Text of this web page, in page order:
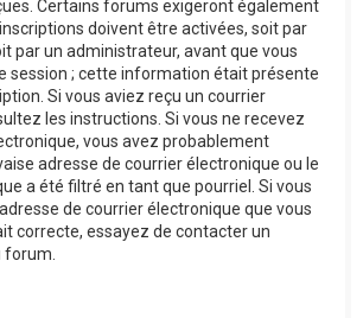
Certains forums exigeront également
doivent être activées, soit par
par un administrateur, avant que vous
session ; cette information était présente
Si vous aviez reçu un courrier
les instructions. Si vous ne recevez
vous avez probablement
adresse de courrier électronique ou le
a été filtré en tant que pourriel. Si vous
de courrier électronique que vous
correcte, essayez de contacter un
forum.